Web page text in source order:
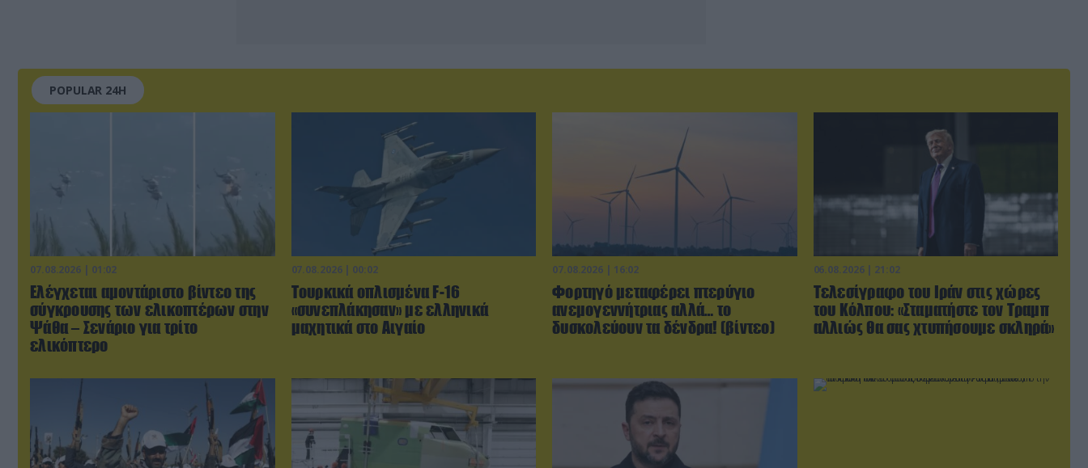
POPULAR 24H
07.08.2026 | 01:02
Ελέγχεται αμοντάριστο βίντεο της
σύγκρουσης των ελικοπτέρων στην
Ψάθα – Σενάριο για τρίτο
ελικόπτερο
07.08.2026 | 00:02
Τουρκικά οπλισμένα F-16
«συνεπλάκησαν» με ελληνικά
μαχητικά στο Αιγαίο
07.08.2026 | 16:02
Φορτηγό μεταφέρει πτερύγιο
ανεμογεννήτριας αλλά… το
δυσκολεύουν τα δένδρα! (βίντεο)
06.08.2026 | 21:02
Τελεσίγραφο του Ιράν στις χώρες
του Κόλπου: «Σταματήστε τον Τραμπ
αλλιώς θα σας χτυπήσουμε σκληρά»